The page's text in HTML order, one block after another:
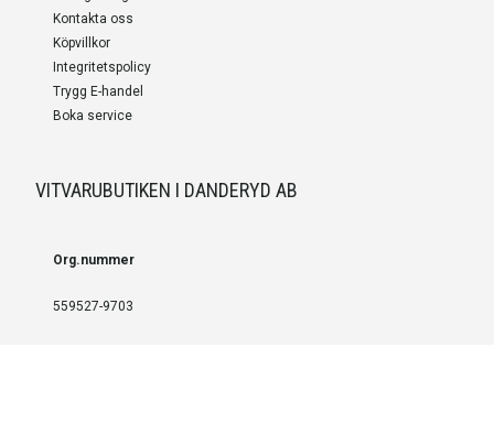
Kontakta oss
Köpvillkor
Integritetspolicy
Trygg E-handel
Boka service
VITVARUBUTIKEN I DANDERYD AB
Org.nummer
559527-9703